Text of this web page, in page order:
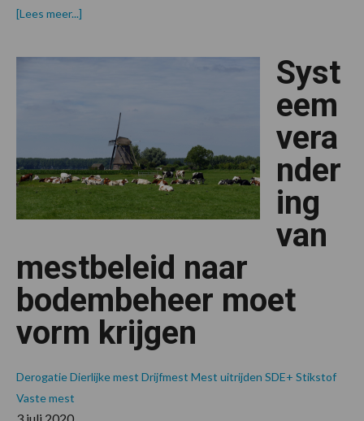
[Lees meer...]
Syst
eem
vera
nder
ing
van
mestbeleid naar
bodembeheer moet
vorm krijgen
DerogatieDierlijke mest Drijfmest Mest uitrijden SDE+ Stikstof
Vaste mest